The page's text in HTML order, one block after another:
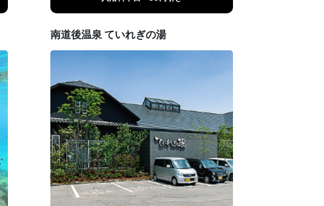
南道後温泉 ていれぎの湯